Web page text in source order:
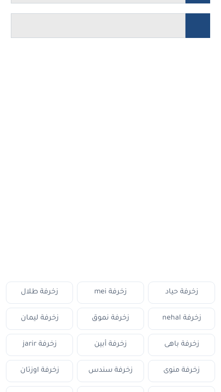
زخرفة حياد زخرفة mei زخرفة طلال
زخرفة nehal زخرفة نموق زخرفة ليمان
زخرفة باهى زخرفة أبين زخرفة jarir
زخرفة منوى زخرفة سندس زخرفة اوزتان